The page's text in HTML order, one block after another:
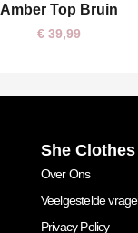
M L
Amber Top Bruin
€ 39,99
She Clothes
Over Ons
Veelgestelde
Privacy Policy